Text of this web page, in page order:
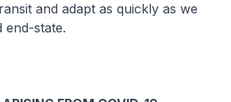
and adapt as quickly as we
end-state.